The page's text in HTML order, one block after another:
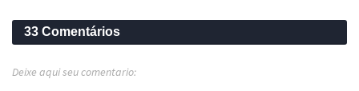
33 Comentários
Deixe aqui seu comentario: